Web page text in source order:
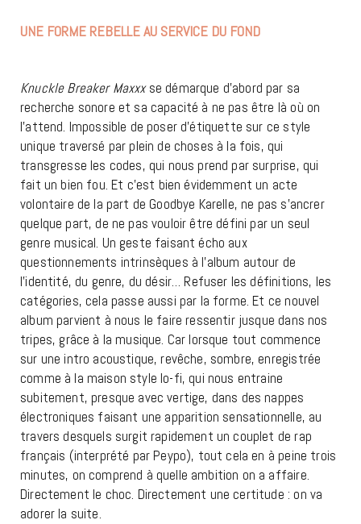
UNE FORME REBELLE AU SERVICE DU FOND
Knuckle Breaker Maxxxse démarque d’abord par sa
recherche sonore et sa capacité à ne pas être là où on
l’attend. Impossible de poser d’étiquette sur ce style
unique traversé par plein de choses à la fois, qui
transgresse les codes, qui nous prend par surprise, qui
fait un bien fou. Et c’est bien évidemment un acte
volontaire de la part de Goodbye Karelle, ne pas s’ancrer
quelque part, de ne pas vouloir être défini par un seul
genre musical. Un geste faisant écho aux
questionnements intrinsèques à l’album autour de
l’identité, du genre, du désir… Refuser les définitions, les
catégories, cela passe aussi par la forme. Et ce nouvel
album parvient à nous le faire ressentir jusque dans nos
tripes, grâce à la musique. Car lorsque tout commence
sur une intro acoustique, revêche, sombre, enregistrée
comme à la maison style lo-fi, qui nous entraine
subitement, presque avec vertige, dans des nappes
électroniques faisant une apparition sensationnelle, au
travers desquels surgit rapidement un couplet de rap
français (interprété par Peypo), tout cela en à peine trois
minutes, on comprend à quelle ambition on a affaire.
Directement le choc. Directement une certitude : on va
adorer la suite.